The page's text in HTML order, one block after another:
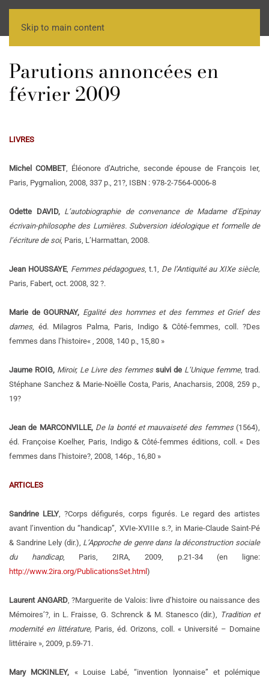
Skip to main content
Parutions annoncées en
février 2009
LIVRES
Michel COMBET, Éléonore d’Autriche, seconde épouse de François Ier,
Paris, Pygmalion, 2008, 337 p., 21?, ISBN : 978-2-7564-0006-8
Odette DAVID, L’autobiographie de convenance de Madame d’Epinay
écrivain-philosophe des Lumières. Subversion idéologique et formelle de
l’écriture de soi, Paris, L’Harmattan, 2008.
Jean HOUSSAYE, Femmes pédagogues, t.1, De l’Antiquité au XIXe siècle,
Paris, Fabert, oct. 2008, 32 ?.
Marie de GOURNAY, Egalité des hommes et des femmes et Grief des
dames, éd. Milagros Palma, Paris, Indigo & Côté-femmes, coll. ?Des
femmes dans l’histoire« , 2008, 140 p., 15,80 »
Jaume ROIG, Miroir, Le Livre des femmes suivi de L’Unique femme, trad.
Stéphane Sanchez & Marie-Noëlle Costa, Paris, Anacharsis, 2008, 259 p.,
19?
Jean de MARCONVILLE, De la bonté et mauvaiseté des femmes(1564),
éd. Françoise Koelher, Paris, Indigo & Côté-femmes éditions, coll. « Des
femmes dans l’histoire?, 2008, 146p., 16,80 »
ARTICLES
Sandrine LELY, ?Corps défigurés, corps figurés. Le regard des artistes
avant l’invention du “handicap”, XVIe-XVIIIe s.?, in Marie-Claude Saint-Pé
& Sandrine Lely (dir.), L’Approche de genre dans la déconstruction sociale
du handicap, Paris, 2IRA, 2009, p.21-34 (en ligne:
http://www.2ira.org/PublicationsSet.html )
Laurent ANGARD, ?Marguerite de Valois: livre d’histoire ou naissance des
Mémoires’?, in L. Fraisse, G. Schrenck & M. Stanesco (dir.), Tradition et
modernité en littérature, Paris, éd. Orizons, coll. « Université – Domaine
littéraire », 2009, p.59-71.
Mary MCKINLEY, « Louise Labé, “invention lyonnaise” et polémique